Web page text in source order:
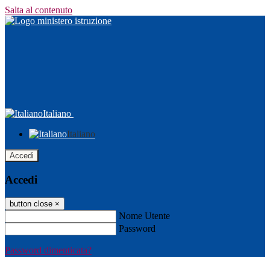
Salta al contenuto
Italiano
Italiano
Accedi
Accedi
button close ×
Nome Utente
Password
Password dimenticata?